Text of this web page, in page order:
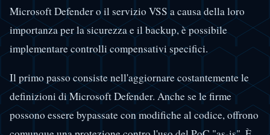
Microsoft Defender o il servizio VSS a causa della loro
importanza per la sicurezza e il backup, è possibile
implementare controlli compensativi specifici.
Il primo passo consiste nell'aggiornare costantemente le
definizioni di Microsoft Defender. Anche se le firme
possono essere bypassate con modifiche al codice, offrono